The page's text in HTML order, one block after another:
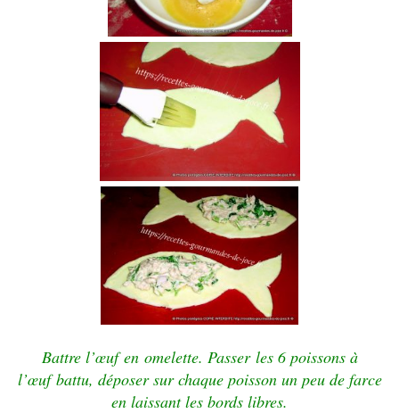
Battre l’œuf en omelette. Passer les 6 poissons à
l’œuf battu, déposer sur chaque poisson un peu de farce
en laissant les bords libres.